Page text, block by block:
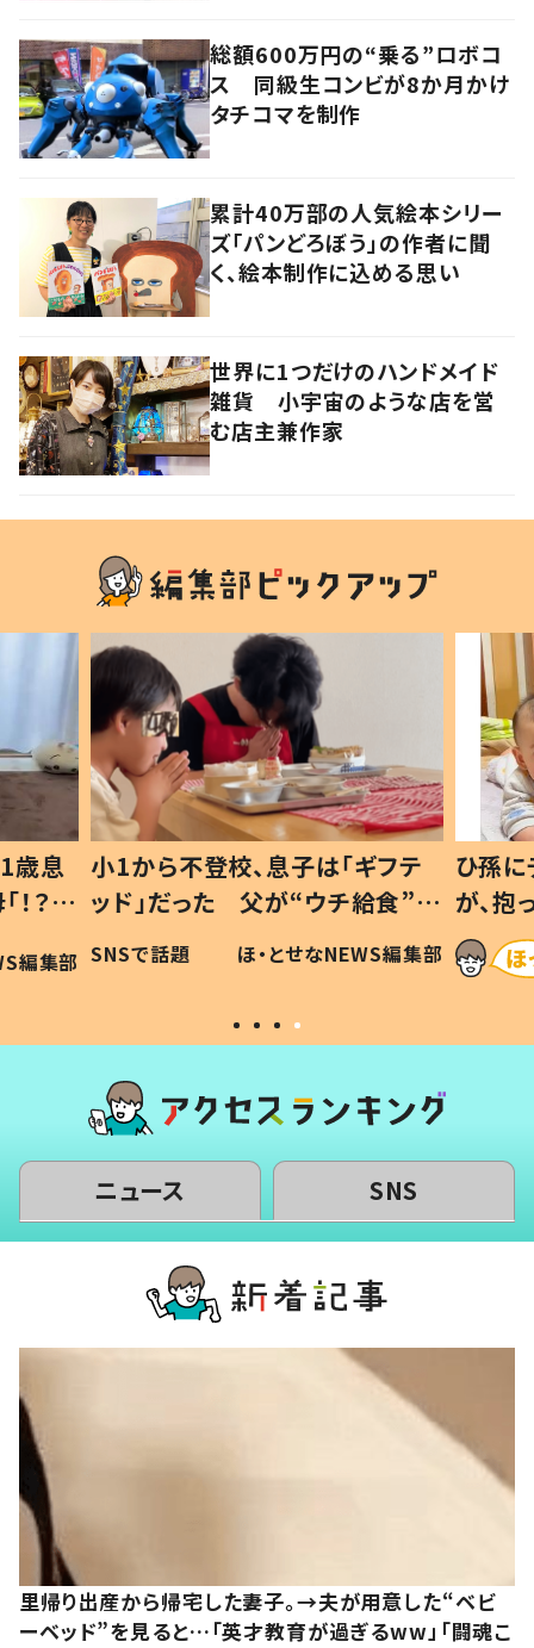
総額600万円の“乗る”ロボコ
ス 同級生コンビが8か月かけ
タチコマを制作
累計40万部の人気絵本シリー
ズ「パンどろぼう」の作者に聞
く、絵本制作に込める思い
世界に1つだけのハンドメイド
雑貨 小宇宙のような店を営
む店主兼作家
歳息
？」
編集部
小1から不登校、息子は「ギフテ
ッド」だった 父が“ウチ給食”を
作り続ける理由とは #令和の親
#令和の子
SNSで話題 ほ・とせなNEWS編集部
ひ孫
が、
「涙が
い」
ニュース SNS
里帰り出産から帰宅した妻子。→夫が用意した“ベビ
ーベッド”を見ると…「英才教育が過ぎるww」「闘魂こ